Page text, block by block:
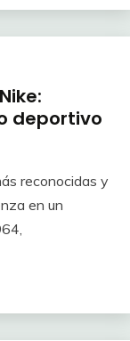
deportivo
reconocidas y
en un